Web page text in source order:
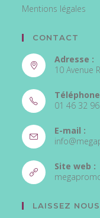
Mentions légales
CONTACT
Adresse :
10 Avenue
01 46 32
E-mail :
Site web :
LAISSEZ